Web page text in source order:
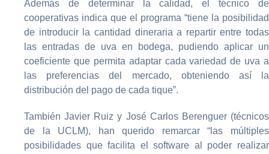
Además de determinar la calidad, el técnico de
cooperativas indica que el programa “tiene la posibilidad
de introducir la cantidad dineraria a repartir entre todas
las entradas de uva en bodega, pudiendo aplicar un
coeficiente que permita adaptar cada variedad de uva a
las preferencias del mercado, obteniendo así la
distribución del pago de cada tique”.
También Javier Ruiz y José Carlos Berenguer (técnicos
de la UCLM), han querido remarcar “las múltiples
posibilidades que facilita el software al poder realizar